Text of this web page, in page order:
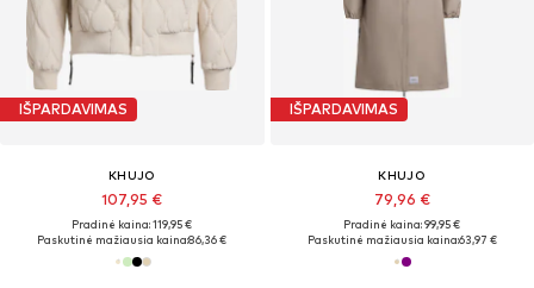
IŠPARDAVIMAS
KHUJO
107,95 €
Pradinė kaina: 119,95 €
Paskutinė mažiausia kaina:86,36 €
IŠPARDAVIMAS
KHUJO
79,96 €
Pradinė kaina: 99,95 €
Paskutinė mažiausia kaina:63,97 €